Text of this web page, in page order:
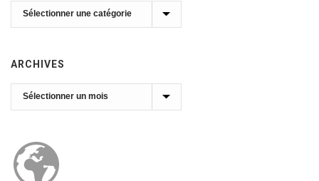
Catégories
ARCHIVES
Archives